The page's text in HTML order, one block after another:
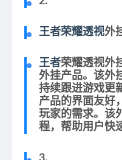
王者荣耀透视外
王者荣耀透视外
外挂产品。该外
持续跟进游戏更
产品的界面友好
玩家的需求。该
程，帮助用户快